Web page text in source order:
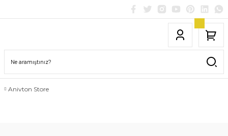
Anivton Store